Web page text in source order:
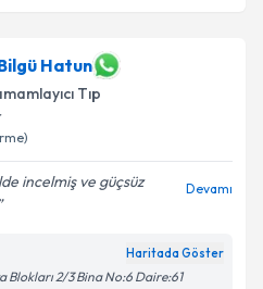
Hatun
Tıp
incelmiş ve güçsüz
Devamı
Haritada Göster
Blokları 2/3 Bina No:6 Daire:61